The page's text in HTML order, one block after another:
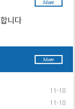
11-18
11-18